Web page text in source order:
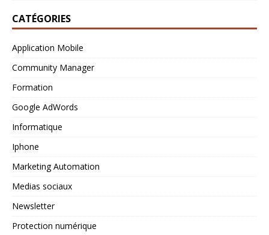
CATÉGORIES
Application Mobile
Community Manager
Formation
Google AdWords
Informatique
Iphone
Marketing Automation
Medias sociaux
Newsletter
Protection numérique